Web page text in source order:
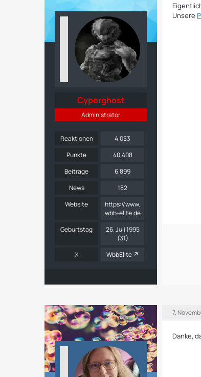
Cyperghost
Administrator
Reaktionen
4.053
Punkte
40.408
Beiträge
6.899
News
182
Website
https://www.
wbb-elite.de
Geburtstag
26. Juli 1995
(31)
X
WbbElite
Unsere
7.
Danke,